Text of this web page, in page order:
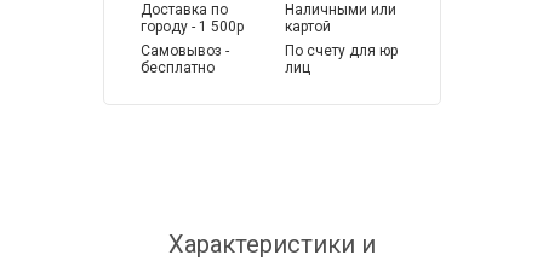
Доставка по
городу - 1 500р
Самовывоз -
бесплатно
Наличными или
картой
По счету для юр
лиц
Характеристики и